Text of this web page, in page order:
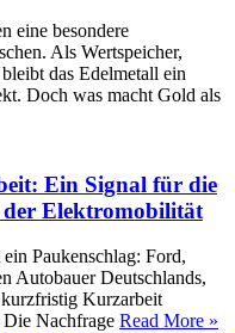
eine besondere
Als Wertspeicher,
das Edelmetall ein
Doch was macht Gold als
Ein Signal für die
Elektromobilität
Paukenschlag: Ford,
Autobauer Deutschlands,
Kurzarbeit
Nachfrage Read More »